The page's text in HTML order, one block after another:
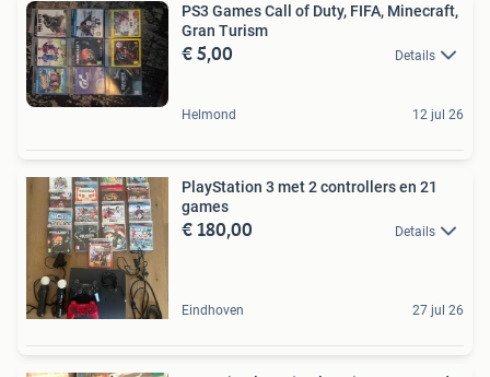
PS3 Games Call of Duty, FIFA, Minecraft,
Gran Turism
€ 5,00 Details
Helmond 12 jul 26
PlayStation 3 met 2 controllers en 21
games
€ 180,00 Details
Eindhoven 27 jul 26